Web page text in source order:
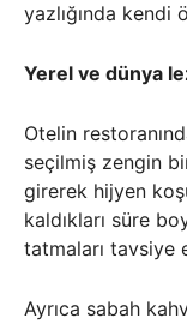
yazlığında kendi
Yerel ve dünya
Otelin
seçilmiş zengin
girerek hijyen
kaldıkları süre
tatmaları tavsiye
Ayrıca sabah